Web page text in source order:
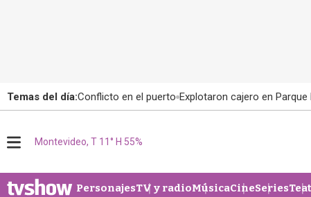
Temas del día:Conflicto en el puerto Explotaron cajero en Parque
u
Montevideo, T 11° H 55%
PersonajesTV y radioMúsicaCineSeries